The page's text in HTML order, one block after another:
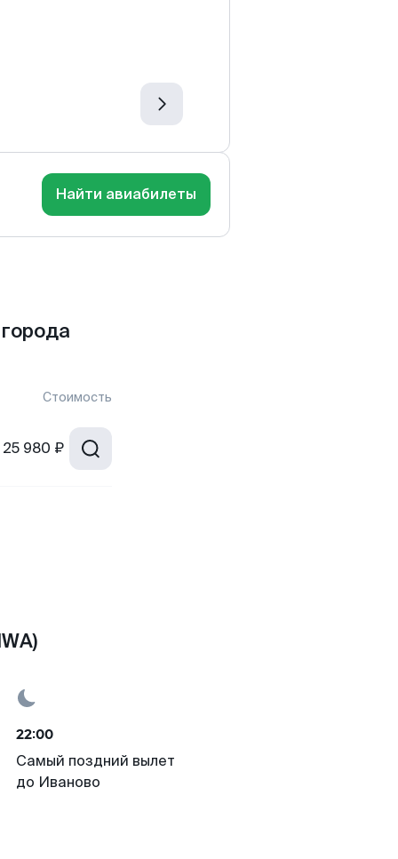
Найти авиабилеты
Стоимость
25 980 ₽
22:00
Самый поздний вылет
до Иваново